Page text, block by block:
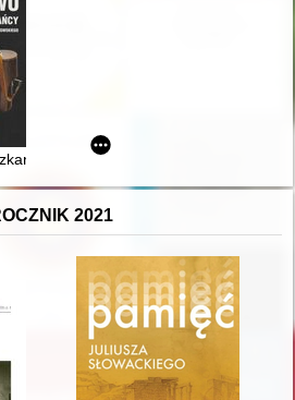
w obiektywie Mikołaja
2021